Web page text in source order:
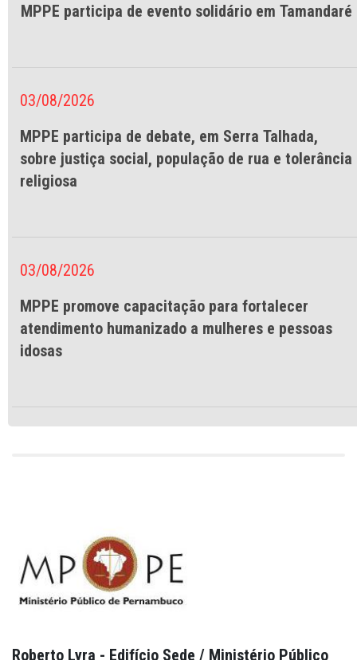
MPPE participa de evento solidário em Tamandaré
03/08/2026
MPPE participa de debate, em Serra Talhada,
sobre justiça social, população de rua e tolerância
religiosa
03/08/2026
MPPE promove capacitação para fortalecer
atendimento humanizado a mulheres e pessoas
idosas
Roberto Lyra - Edifício Sede / Ministério Público